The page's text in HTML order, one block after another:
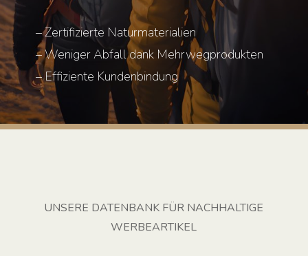
– Zertifizierte Naturmaterialien
– Weniger Abfall dank Mehrwegprodukten
– Effiziente Kundenbindung
UNSERE DATENBANK FÜR NACHHALTIGE
WERBEARTIKEL